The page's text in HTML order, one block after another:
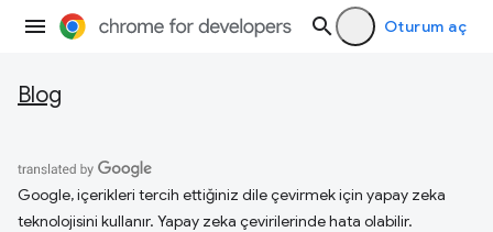
Oturum aç
Blog
Google, içerikleri tercih ettiğiniz dile çevirmek için yapay zeka
teknolojisini kullanır. Yapay zeka çevirilerinde hata olabilir.